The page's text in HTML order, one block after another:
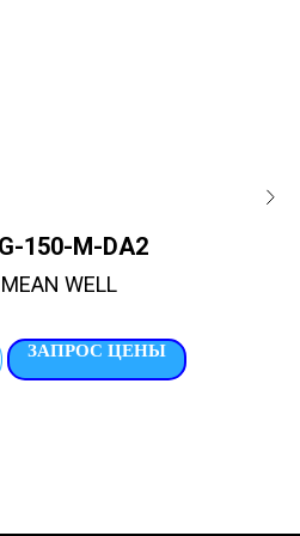
150-M-DA2
MEAN WELL
ЗАПРОС ЦЕНЫ